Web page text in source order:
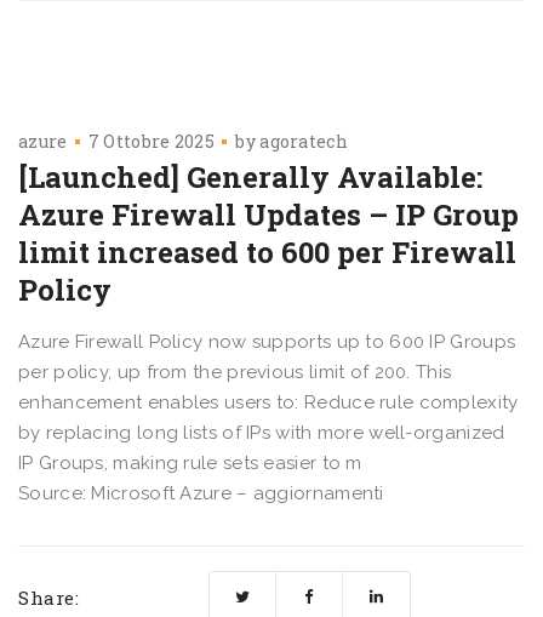
azure 7 Ottobre 2025 byagoratech
[Launched] Generally Available:
Azure Firewall Updates – IP Group
limit increased to 600 per Firewall
Policy
Azure Firewall Policy now supports up to 600 IP Groups
per policy, up from the previous limit of 200. This
enhancement enables users to: Reduce rule complexity
by replacing long lists of IPs with more well-organized
IP Groups, making rule sets easier to m
Source: Microsoft Azure – aggiornamenti
Share: